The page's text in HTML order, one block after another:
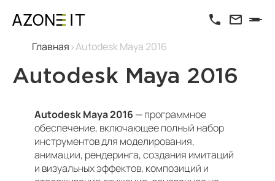
Главная Autodesk Maya 2016
Autodesk Maya 2016
Autodesk Maya 2016 — программное
обеспечение, включающее полный набор
инструментов для моделирования,
анимации, рендеринга, создания имитаций
и визуальных эффектов, композиций и